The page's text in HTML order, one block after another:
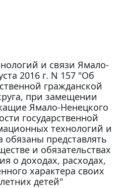
и связи Ямало-
2016 г. N 157 "Об
гражданской
при замещении
Ямало-Ненецкого
государственной
технологий и
обязаны представлять
и обязательствах
о доходах, расходах,
характера своих
детей"